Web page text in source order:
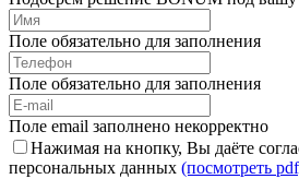
Поле обязательно для заполнения
Поле обязательно для заполнения
Поле email заполнено некорректно
Нажимая на кнопку, Вы даёте
персональных данных (посмотреть